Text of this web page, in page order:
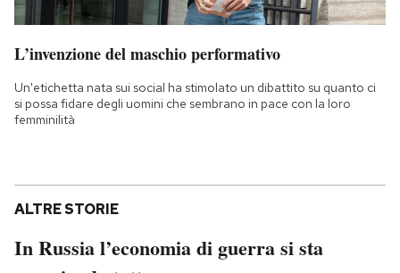
L’invenzione del maschio performativo
Un'etichetta nata sui social ha stimolato un dibattito su quanto ci
si possa fidare degli uomini che sembrano in pace con la loro
femminilità
ALTRE STORIE
In Russia l’economia di guerra si sta